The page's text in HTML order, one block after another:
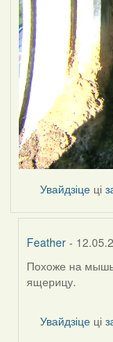
Увайдзіце ці
Feather -
In
reply
Похоже на
ящерицу.
Увайдзіце ці